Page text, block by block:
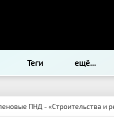
Теги ещё...
ПНД - «Строительства и